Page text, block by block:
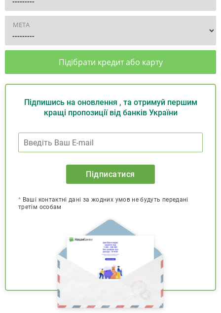
МЕТА
Підібрати кредит або карту
Підпишись на оновлення , та отримуй першим
кращі пропозиції від банків України
Підписатися
* Ваші контактні дані за жодних умов не будуть передані
третім особам